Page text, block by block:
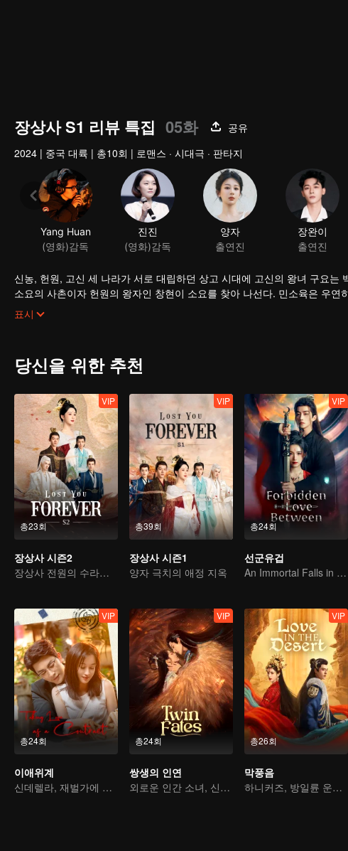
장상사 S1 리뷰 특집 05화
공유
2024 | 중국 대륙 | 총10회 | 로맨스 · 시대극 · 판타지
Yang Huan
(영화)감독
진진
(영화)감독
양자
출연진
장완이
출연진
신농, 헌원, 고신 세 나라가 서로 대립하던 상고 시대에 고신의 왕녀 구요
소요의 사촌이자 헌원의 왕자인 창현이 소요를 찾아 나선다. 민소육은 우
소육과 창현은 우여곡절 끝에 마침내 서로를 알아보게 되고, 민소육은 왕
뒤 도산경과 함께 강호에 은거한다. 창현은 소요의 행복과 평안한 삶을 위해
표시
당신을 위한 추천
총23회
VIP
장상사 시즌2
장상사 전원의 수라장 업그레이드
총39회
VIP
장상사 시즌1
양자 극치의 애정 지옥
총24회
VIP
선군유겁
An Immortal Falls in Love With a Witch
총24회
VIP
이애위계
신데렐라, 재벌가에 돌아오다
총24회
VIP
쌍생의 인연
외로운 인간 소녀, 신수와의 운명적 계약
총26회
VIP
막풍음
하니커즈, 방일륜 운명의 맴찢 사랑